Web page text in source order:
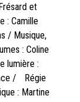
et
: Camille
/ Musique,
: Coline
lumière :
/ Régie
: Martine